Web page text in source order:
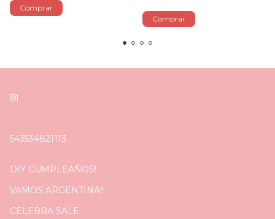
543534821113
DIY CUMPLEAÑOS!
VAMOS ARGENTINA!!
CELEBRA SALE